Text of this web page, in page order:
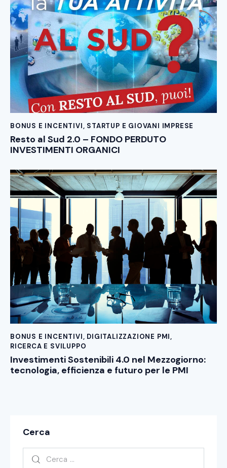
BONUS E INCENTIVI, STARTUP E GIOVANI IMPRESE
Resto al Sud 2.0 – FONDO PERDUTO
INVESTIMENTI ORGANICI
BONUS E INCENTIVI, DIGITALIZZAZIONE PMI,
RICERCA E SVILUPPO
Investimenti Sostenibili 4.0 nel Mezzogiorno:
tecnologia, efficienza e futuro per le PMI
Cerca